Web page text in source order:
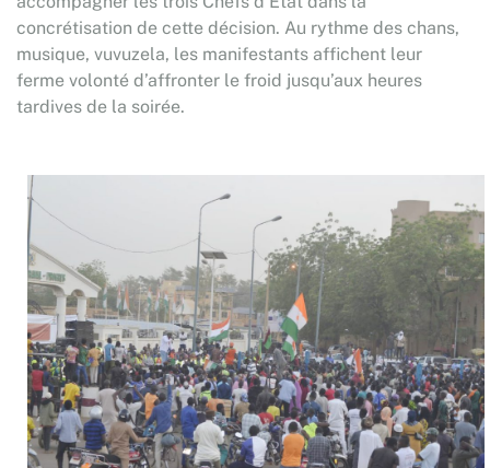
concrétisation de cette décision. Au rythme des chans,
musique, vuvuzela, les manifestants affichent leur
ferme volonté d’affronter le froid jusqu’aux heures
tardives de la soirée.